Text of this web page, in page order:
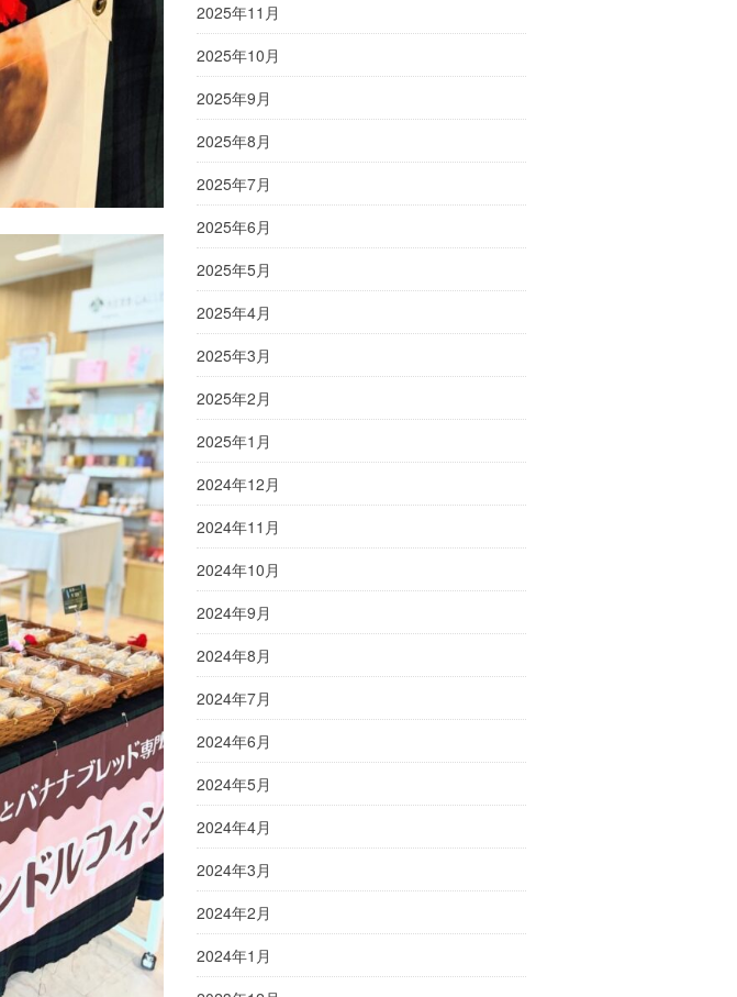
2025年11月
2025年10月
2025年9月
2025年8月
2025年7月
2025年6月
2025年5月
2025年4月
2025年3月
2025年2月
2025年1月
2024年12月
2024年11月
2024年10月
2024年9月
2024年8月
2024年7月
2024年6月
2024年5月
2024年4月
2024年3月
2024年2月
2024年1月